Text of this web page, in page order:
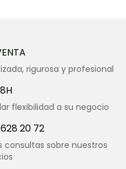
rigurosa y profesional
flexibilidad a su negocio
628 20 72
consultas sobre nuestros